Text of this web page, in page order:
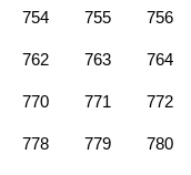
754 755 756
762 763 764
770 771 772
778 779 780